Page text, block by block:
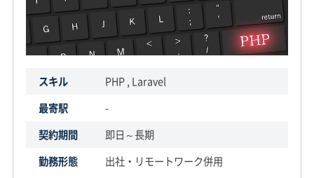
スキル
PHP , Laravel
最寄駅
-
契約期間
即日～長期
勤務形態
出社・リモートワーク併用